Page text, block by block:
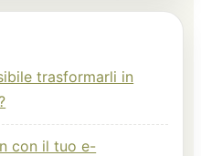
trasformarli in
con il tuo e-